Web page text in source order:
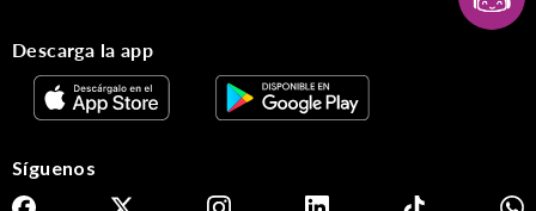
Descarga la app
Síguenos